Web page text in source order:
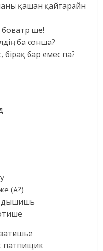
қашан қайтарайн
ше!
ба сонша?
бар емес па?
(А?)
дышишь
патпищик